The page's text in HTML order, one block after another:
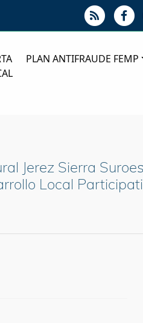
PLAN ANTIFRAUDE FEMP
Jerez Sierra
Local